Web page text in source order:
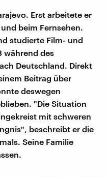
Erst arbeitete er
beim Fernsehen.
studierte Film- und
während des
Deutschland. Direkt
Beitrag über
deswegen
"Die Situation
mit schweren
beschreibt er die
Seine Familie